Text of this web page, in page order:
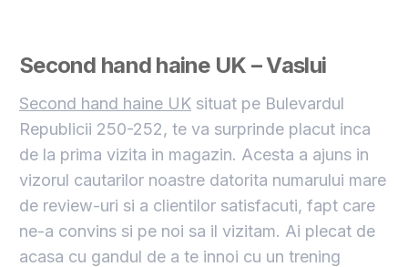
Second hand haine UK – Vaslui
Second hand haine UK situat pe Bulevardul
Republicii 250-252, te va surprinde placut inca
de la prima vizita in magazin. Acesta a ajuns in
vizorul cautarilor noastre datorita numarului mare
de review-uri si a clientilor satisfacuti, fapt care
ne-a convins si pe noi sa il vizitam. Ai plecat de
acasa cu gandul de a te innoi cu un trening